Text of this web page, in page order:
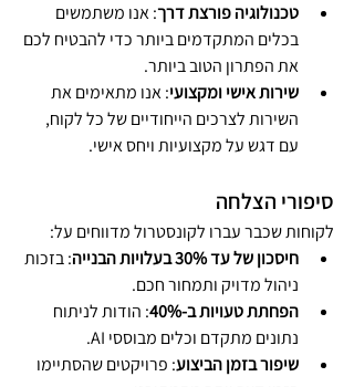
טכנולוגיה פורצת דרך: אנו משתמשים
בכלים המתקדמים ביותר כדי להבטיח לכם
את הפתרון הטוב ביותר.
שירות אישי ומקצועי: אנו מתאימים את
השירות לצרכים הייחודיים של כל לקוח,
עם דגש על מקצועיות ויחס אישי.
סיפורי הצלחה
לקוחות שכבר עברו לקונסטרול מדווחים על:
חיסכון של עד 30% בעלויות הבנייה
: בזכות
ניהול מדויק ותמחור חכם.
הפחתת טעויות ב-40%
: הודות לניתוח
נתונים מתקדם וכלים מבוססי AI.
שיפור בזמן הביצוע: פרויקטים שהסתיימו